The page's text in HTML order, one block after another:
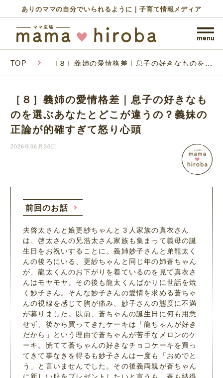
ありのママの自分でいられるように｜子育て情報メディア
TOP ［８］義姉の愛情格差｜息子の好きなものを選
ぎて怒り心頭
［８］義姉の愛情格差｜息子の好きなも
のを選ぶあなたとどこが違うの？義妹の
正論が的確すぎて怒り心頭
2026年06月30日
前回のお話
夫啓太さんと娘更紗ちゃんと３人家族の真衣さん
は、啓太さんの兄浩太さん家族も集まって義母の誕
生日をお祝いすることに。義姉妙子さんと弟龍太く
んの後ろにいる、更紗ちゃんと同じ年の姉蒼ちゃん
が、龍太くんのお下がりを着ているのを見て真衣さ
んはモヤモヤ。その後も龍太くんばかりに世話を焼
く妙子さん。そんな妙子さんの愛情を求める蒼ちゃ
んの視線を感じて胸が痛み、妙子さんの態度に不満
が募りました。以前、蒼ちゃんの誕生日に何も用意
せず、後から買ってきたケーキは「龍ちゃんが好き
だから」という理由で蒼ちゃんが苦手なメロンのケ
ーキ。慌てて蒼ちゃんの好きなチョコケーキを買っ
てきて事なきを得るも妙子さんは一度も「おめでと
う」と言いませんでした。その後義両親が蒼ちゃん
に新しい服をプレゼントしたいと言うも、蒼も納得